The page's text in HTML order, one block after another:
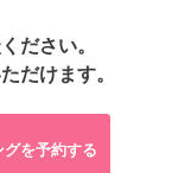
ださい。
だけます。
を予約する